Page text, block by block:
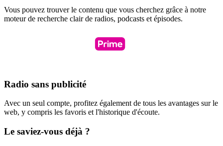
Vous pouvez trouver le contenu que vous cherchez grâce à notre
moteur de recherche clair de radios, podcasts et épisodes.
Radio sans publicité
Avec un seul compte, profitez également de tous les avantages sur le
web, y compris les favoris et l'historique d'écoute.
Le saviez-vous déjà ?